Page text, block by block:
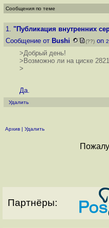
Сообщения по теме
1. "Публикация внутренних
Сообщение от Bushi (??) on
>Добрый день!
>Возможно ли на циске
>
Да.
Удалить
Архив | Удалить
Партнёры: